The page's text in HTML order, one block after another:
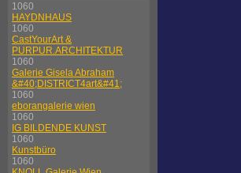
1060
HAYDNHAUS
1060
CastYourArt &
PURPUR.ARCHITEKTUR
1060
Galerie Gisela Abraham
&#40;DISTRICT4art&#41;
1060
eborangalerie wien
1060
IG BILDENDE KUNST
1060
Kunstbüro
1060